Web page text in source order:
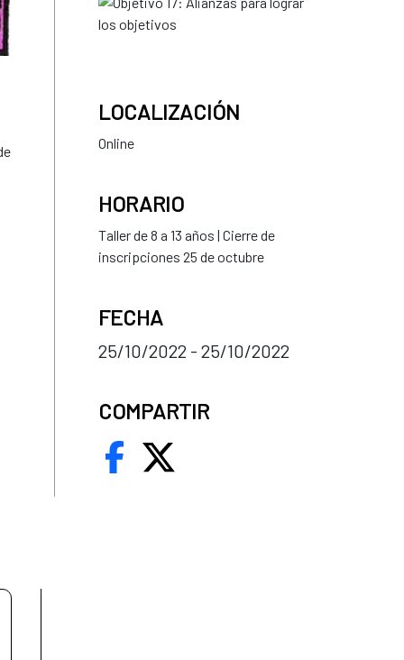
LOCALIZACIÓN
Online
HORARIO
Taller de 8 a 13 años | Cierre de
inscripciones 25 de octubre
FECHA
25/10/2022 - 25/10/2022
COMPARTIR